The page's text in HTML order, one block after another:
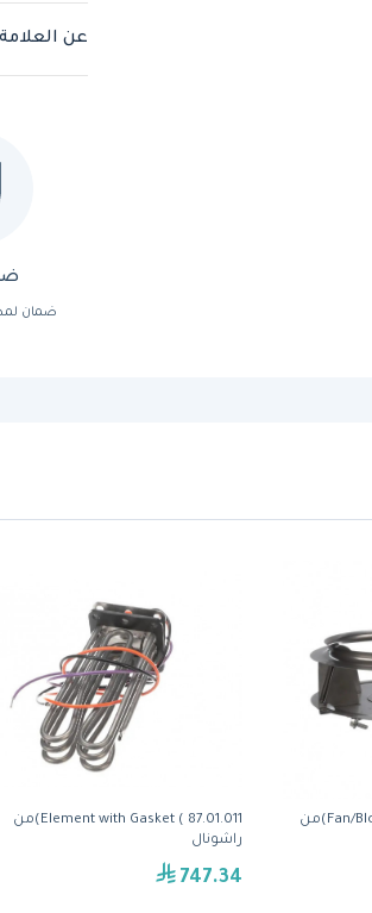
عن
ضمان
Element with Gasket ( 87.01.011)من
راشونال
747.34
Fan/Blower Wheel ( 22.00.828S)من